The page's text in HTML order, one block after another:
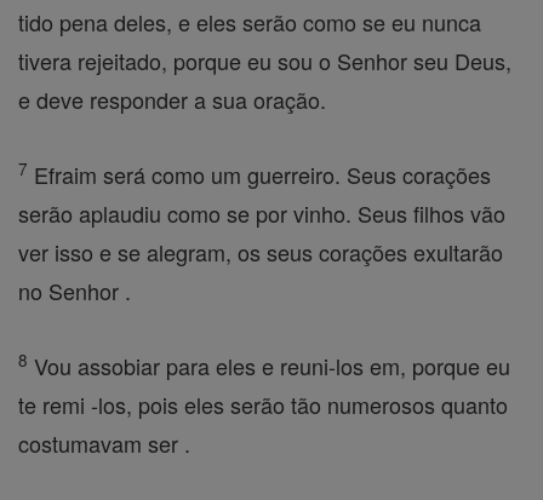
tido pena deles, e eles serão como se eu nunca
tivera rejeitado, porque eu sou o Senhor seu Deus,
e deve responder a sua oração.
7 Efraim será como um guerreiro. Seus corações
serão aplaudiu como se por vinho. Seus filhos vão
ver isso e se alegram, os seus corações exultarão
no Senhor .
8 Vou assobiar para eles e reuni-los em, porque eu
te remi -los, pois eles serão tão numerosos quanto
costumavam ser .